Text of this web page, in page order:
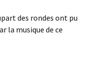
des rondes ont pu
la musique de ce